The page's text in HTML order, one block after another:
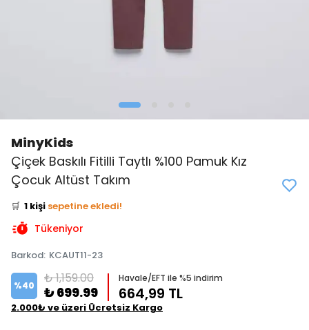
MinyKids
Çiçek Baskılı Fitilli Taytlı %100 Pamuk Kız
Çocuk Altüst Takım
👀 Şu an 2 kişiinceliyor!
⭐️
🛒 1 kişi sepetine ekledi!
✅ Bugün 0 adet
Tükeniyor
Barkod: KCAUT11-23
%40 ₺ 1,159.00
₺ 699.99
Havale/EFT ile %5 indirim
664,99 TL
2.000₺ ve üzeri Ücretsiz Kargo